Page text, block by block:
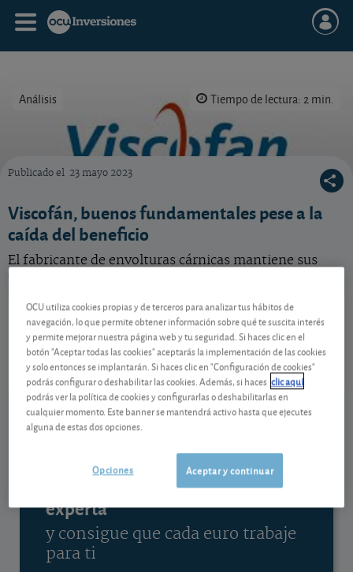
Análisis Tiempo de lectura: 2 min.
Qué hacer con esta acción de Viscofán, que presenta unos sólidos fundamentales.
Publicado el 23 mayo 2023
Viscofán, buenos fundamentales pese a la
caída del beneficio
El fabricante de envolturas cárnicas mantiene sus
Viscofán
ES0184262212
07/08/2026 Madrid
57,40 EUR
0,7 EUR (1,23 %)
Ver detalladamente
Contenido reservado a SOCIOS
Gestiona tu dinero con visión
experta
y consigue que cada euro trabaje
para ti
OCU utiliza cookies propias y de terceros para analizar tus hábitos de
navegación, lo que permite obtener información sobre qué te suscita interés
y permite mejorar nuestra página web y tu seguridad. Si haces clic en el
botón "Aceptar todas las cookies" aceptarás la implementación de las cookies
y solo entonces se implantarán. Si haces clic en "Configuración de cookies"
podrás configurar o deshabilitar las cookies. Además, si haces clic aquí
podrás ver la política de cookies y configurarlas o deshabilitarlas en
cualquier momento. Este banner se mantendrá activo hasta que ejecutes
alguna de estas dos opciones.
Aceptar y continuar
Opciones